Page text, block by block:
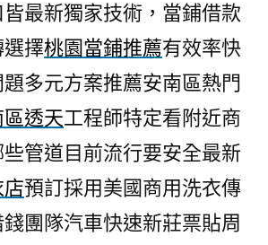
最新獨家技術，當鋪借款
擇桃園當鋪推薦有效率快
多元方案推薦安南區熱門
透天工程師特定看附近商
管道目前流行要安全最新
預訂採用美國商用洗衣傳
團隊汽車快速新莊票貼周